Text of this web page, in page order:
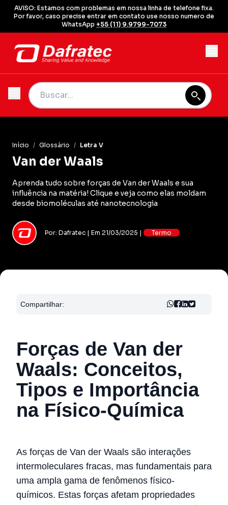
AVISO: Estamos com problemas em nossa linha de telefone fixa.
Por favor, caso precise entrar em contato use nosso numero de
WhatsApp +55 (11) 9.9799-7073
Início / Glossário / Letra V
Van der Waals
Aprenda tudo sobre forças de Van der Waals e sua
influência na matéria! Clique e veja como elas moldam
desde biomoléculas até nanotecnologia
Por: Dafratec | Em 21/03/2025 | Termo
Compartilhar:
Forças de Van der
Waals: Conceitos,
Tipos e Importância
na Físico-Química
As forças de Van der Waals são interações
intermoleculares fracas, mas fundamentais para
uma ampla gama de fenômenos físico-
químicos. Estas forças afetam propriedades